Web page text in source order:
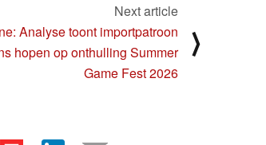
Next article
Analyse toont importpatroon
hopen op onthulling Summer
Game Fest 2026
⟩